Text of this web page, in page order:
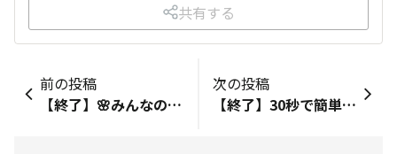
共有する
前の投稿
【終了】🌸みんなの健康メニューを教えて！『桜姫と健康ごはん』アンケートキャンペーン🌸
次の投稿
【終了】30秒で簡単参加！桜姫ちゃんからのクイズに答えて、クリスマス限定壁紙Get♪